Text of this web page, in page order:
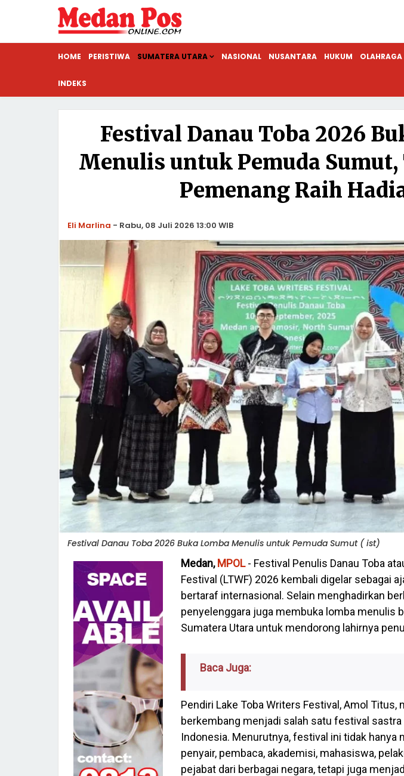
HOME PERISTIWA SUMATERA UTARA NASIONAL NUSANTARA HUKUM OLAHRAGA
INDEKS
Festival Danau Toba 2026
Menulis untuk Pemuda Sumut,
Pemenang Raih
Eli Marlina - Rabu, 08 Juli 2026 13:00 WIB
Festival Danau Toba 2026 Buka Lomba Menulis untuk Pemuda Sumut ( ist)
Medan,MPOL- Festival Penulis Danau Toba
Festival (LTWF) 2026 kembali digelar sebagai
bertaraf internasional. Selain menghadirkan
penyelenggara juga membuka lomba menulis
Sumatera Utara untuk mendorong lahirnya
Baca Juga:
Pendiri Lake Toba Writers Festival, Amol Titus,
berkembang menjadi salah satu festival
Indonesia. Menurutnya, festival ini tidak hanya
penyair, pembaca, akademisi, mahasiswa,
pejabat dari berbagai negara, tetapi juga